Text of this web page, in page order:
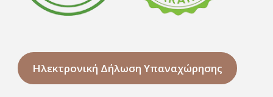
Ηλεκτρονική Δήλωση Υπαναχώρησης